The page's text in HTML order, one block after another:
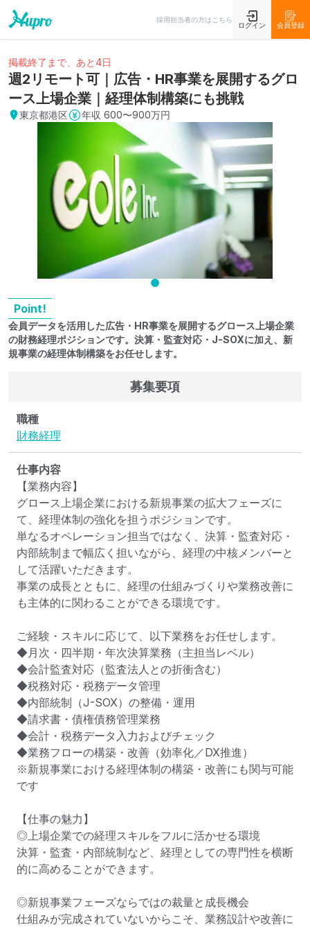
採用担当者の方はこちら
ログイン 会員登録
掲載終了まで、あと4日
週2リモート可｜広告・HR事業を展開するグロ
ース上場企業｜経理体制構築にも挑戦
東京都港区 年収 600〜900万円
Point!
会員データを活用した広告・HR事業を展開するグロース上場企業
の財務経理ポジションです。決算・監査対応・J-SOXに加え、新
規事業の経理体制構築をお任せします。
募集要項
職種
財務経理
仕事内容
【業務内容】
グロース上場企業における新規事業の拡大フェーズに
て、経理体制の強化を担うポジションです。
単なるオペレーション担当ではなく、決算・監査対応・
内部統制まで幅広く担いながら、経理の中核メンバーと
して活躍いただきます。
事業の成長とともに、経理の仕組みづくりや業務改善に
も主体的に関わることができる環境です。
ご経験・スキルに応じて、以下業務をお任せします。
◆月次・四半期・年次決算業務（主担当レベル）
◆会計監査対応（監査法人との折衝含む）
◆税務対応・税務データ管理
◆内部統制（J-SOX）の整備・運用
◆請求書・債権債務管理業務
◆会計・税務データ入力およびチェック
◆業務フローの構築・改善（効率化／DX推進）
※新規事業における経理体制の構築・改善にも関与可能
です
【仕事の魅力】
◎上場企業での経理スキルをフルに活かせる環境
決算・監査・内部統制など、経理としての専門性を横断
的に高めることができます。
◎新規事業フェーズならではの裁量と成長機会
仕組みが完成されていないからこそ、業務設計や改善に